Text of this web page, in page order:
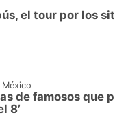
el tour por los
México
de famosos que
8’